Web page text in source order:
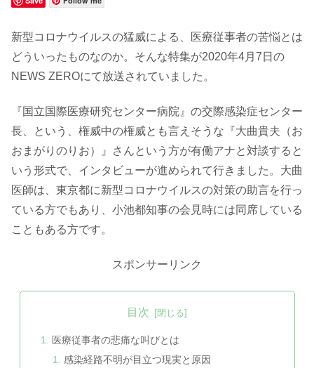
新型コロナウイルスの猛威による、医療従事者の苦悩とは
どういったものなのか。そんな特集が2020年4月7日の
NEWS ZEROにて放送されていました。
『国立国際医療研究センター病院』の交際感染症センター
長、という、権威中の権威とも言えそうな『大曲貴夫（お
おまがりのりお）』さんという方が有働アナと対談すると
いう形式で、インタビューが進められて行きました。大曲
医師は、東京都に新型コロナウイルスの対策の助言を行っ
ている方でもあり、小池都知事の会見時には同席している
こともある方です。
スポンサーリンク
目次
医療従事者の悲痛な叫びとは
感染経路不明が目立つ現実と原因